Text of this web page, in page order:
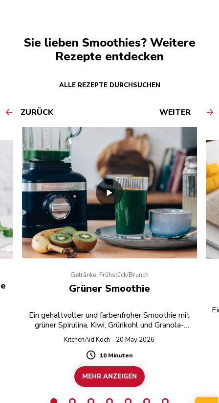
Sie lieben Smoothies? Weitere
Rezepte entdecken
ALLE REZEPTE DURCHSUCHEN
ZURÜCK WEITER
Getränke, Frühstück/Brunch
Grüner Smoothie
Ein gehaltvoller und farbenfroher Smoothie mit
grüner Spirulina, Kiwi, Grünkohl und Granola-
Topping.
KitchenAid Koch - 20 May 2026
Duration
10 Minuten
MEHR ANZEIGEN